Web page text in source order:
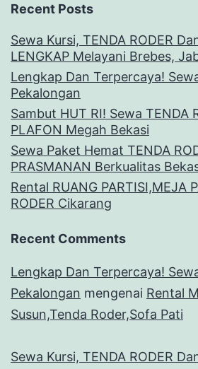
Recent Posts
Sewa Kursi, TENDA RODER
LENGKAP Melayani Brebes,
Lengkap Dan Terpercaya!
Pekalongan
Sambut HUT RI! Sewa TENDA
PLAFON Megah Bekasi
Sewa Paket Hemat TENDA
PRASMANAN Berkualitas
Rental RUANG PARTISI,MEJA
RODER Cikarang
Recent Comments
Lengkap Dan Terpercaya!
Pekalongan mengenai Rental
Susun,Tenda Roder,Sofa Pati
Sewa Kursi, TENDA RODER